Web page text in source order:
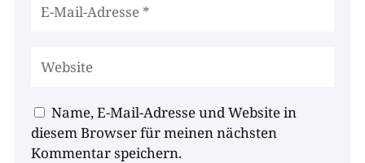
Name, E-Mail-Adresse und Website in
diesem Browser für meinen nächsten
Kommentar speichern.